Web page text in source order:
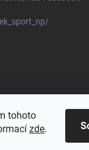
tohoto
zde.